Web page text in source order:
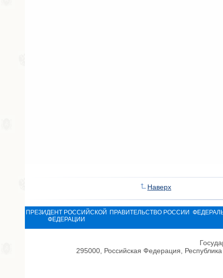
Наверх
ПРЕЗИДЕНТ РОССИЙСКОЙ
ФЕДЕРАЦИИ
ПРАВИТЕЛЬСТВО РОССИИ
295000, Российская Федерация,